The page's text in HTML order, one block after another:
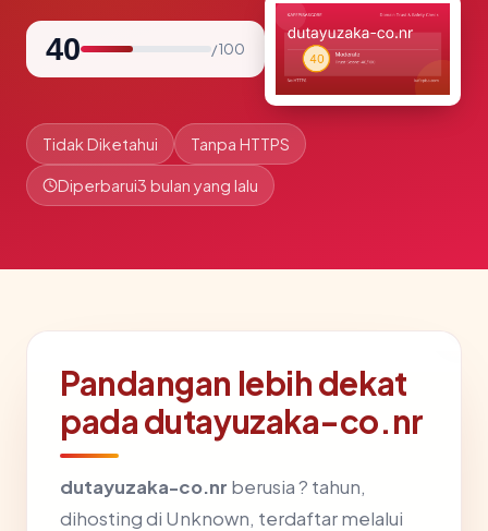
40 / 100
Tidak Diketahui Tanpa HTTPS
Diperbarui3 bulan yang lalu
Pandangan lebih dekat
pada dutayuzaka-co.nr
dutayuzaka-co.nr berusia ? tahun,
dihosting di Unknown, terdaftar melalui